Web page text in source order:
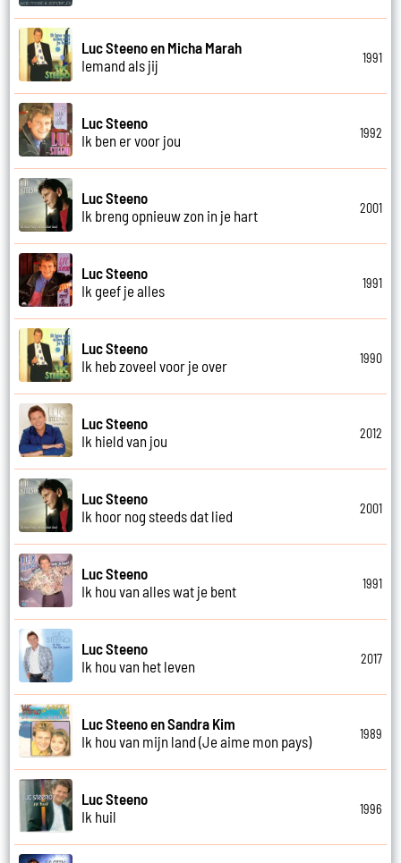
Luc Steeno en Micha Marah
Iemand als jij
1991
Luc Steeno
Ik ben er voor jou
1992
Luc Steeno
Ik breng opnieuw zon in je hart
2001
Luc Steeno
Ik geef je alles
1991
Luc Steeno
Ik heb zoveel voor je over
1990
Luc Steeno
Ik hield van jou
2012
Luc Steeno
Ik hoor nog steeds dat lied
2001
Luc Steeno
Ik hou van alles wat je bent
1991
Luc Steeno
Ik hou van het leven
2017
Luc Steeno en Sandra Kim
Ik hou van mijn land (Je aime mon pays)
1989
Luc Steeno
Ik huil
1996